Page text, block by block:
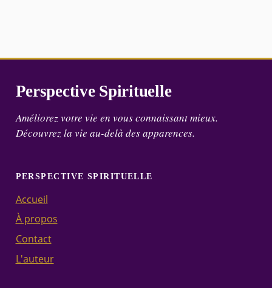
Perspective Spirituelle
Améliorez votre vie en vous connaissant mieux.
Découvrez la vie au-delà des apparences.
PERSPECTIVE SPIRITUELLE
Accueil
À propos
Contact
L'auteur